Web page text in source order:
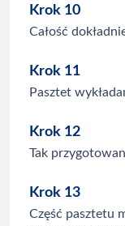
Krok 10
Całość
Krok 11
Pasztet
Krok 12
Tak
Krok 13
Część pasztetu